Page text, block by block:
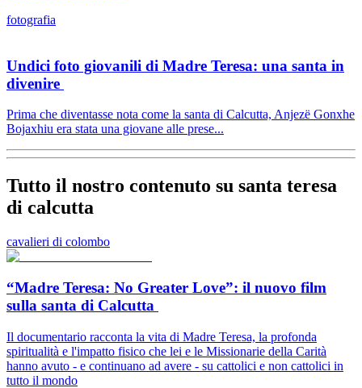
fotografia
Undici foto giovanili di Madre Teresa: una santa in
divenire
Prima che diventasse nota come la santa di Calcutta, Anjezë Gonxhe
Bojaxhiu era stata una giovane alle prese...
Tutto il nostro contenuto su santa teresa
di calcutta
cavalieri di colombo
“Madre Teresa: No Greater Love”: il nuovo film
sulla santa di Calcutta
Il documentario racconta la vita di Madre Teresa, la profonda
spiritualità e l'impatto fisico che lei e le Missionarie della Carità
hanno avuto - e continuano ad avere - su cattolici e non cattolici in
tutto il mondo